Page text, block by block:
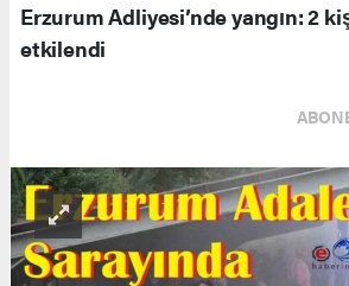
Erzurum Adliyesi’nde yangın: 2
etkilendi